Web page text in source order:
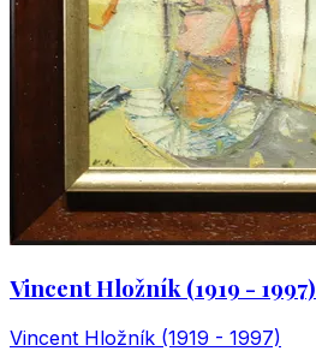
Vincent Hložník (1919 -
Vincent Hložník (1919 - 1997)